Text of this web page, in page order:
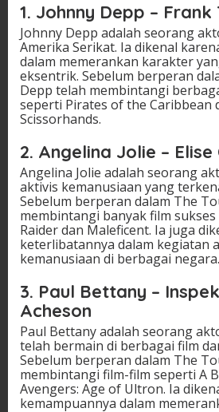
1. Johnny Depp – Frank
Johnny Depp adalah seorang
Amerika Serikat. Ia dikenal
dalam memerankan karakter
eksentrik. Sebelum berperan
Depp telah membintangi
seperti Pirates of the Caribbean
Scissorhands.
2. Angelina Jolie –
Angelina Jolie adalah seorang
aktivis kemanusiaan yang
Sebelum berperan dalam The
membintangi banyak film
Raider dan Maleficent. Ia juga
keterlibatannya dalam kegiatan
kemanusiaan di berbagai negara.
3. Paul Bettany –
Acheson
Paul Bettany adalah seorang
telah bermain di berbagai film
Sebelum berperan dalam The
membintangi film-film seperti A
Avengers: Age of Ultron. Ia
kemampuannya dalam